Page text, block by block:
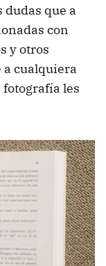
que a
con
y otros
a cualquiera
les